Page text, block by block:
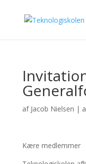
af Jacob Nielsen |
Kære medlemmer